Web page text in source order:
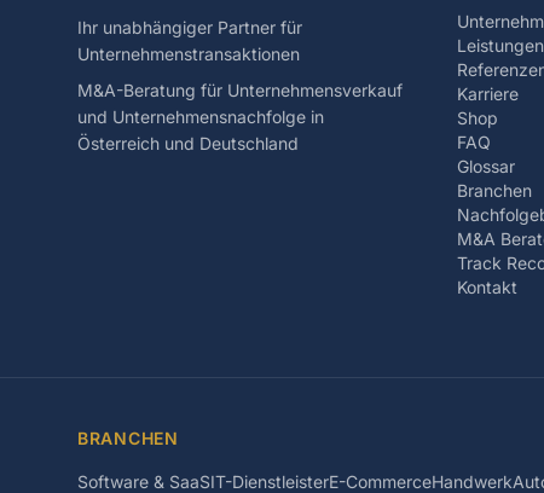
Ihr unabhängiger Partner für
Unternehmenstransaktionen
M&A-Beratung für Unternehmensverkauf
und Unternehmensnachfolge in
Österreich und Deutschland
Leistungen
Karriere
Shop
FAQ
Glossar
Branchen
M&A
Track
Kontakt
BRANCHEN
Software & SaaSIT-DienstleisterE-CommerceHandwerk